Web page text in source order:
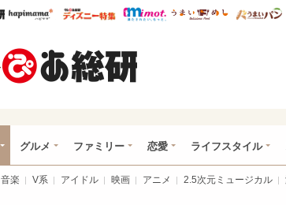
ウレぴあ総研ハピママ* ウレぴあ総研 ディズニー特集
mimot. うまいめし
グルメ ファミリー 恋愛 ライフスタイル
音楽 V系 アイドル 映画 アニメ 2.5次元ミュージカル